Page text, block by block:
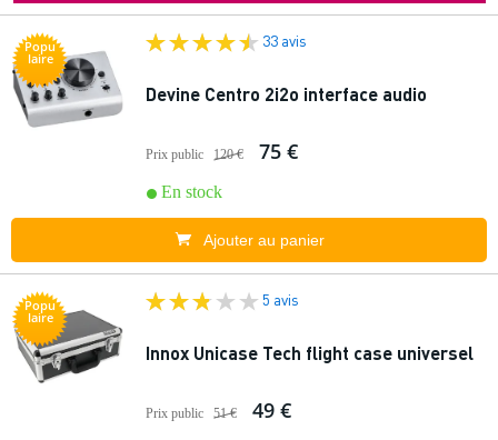
Popu
laire
33 avis
Devine Centro 2i2o interface audio
Prix public 120 € 75 €
En stock
Ajouter au panier
Popu
laire
5 avis
Innox Unicase Tech flight case universel
Prix public 51 € 49 €